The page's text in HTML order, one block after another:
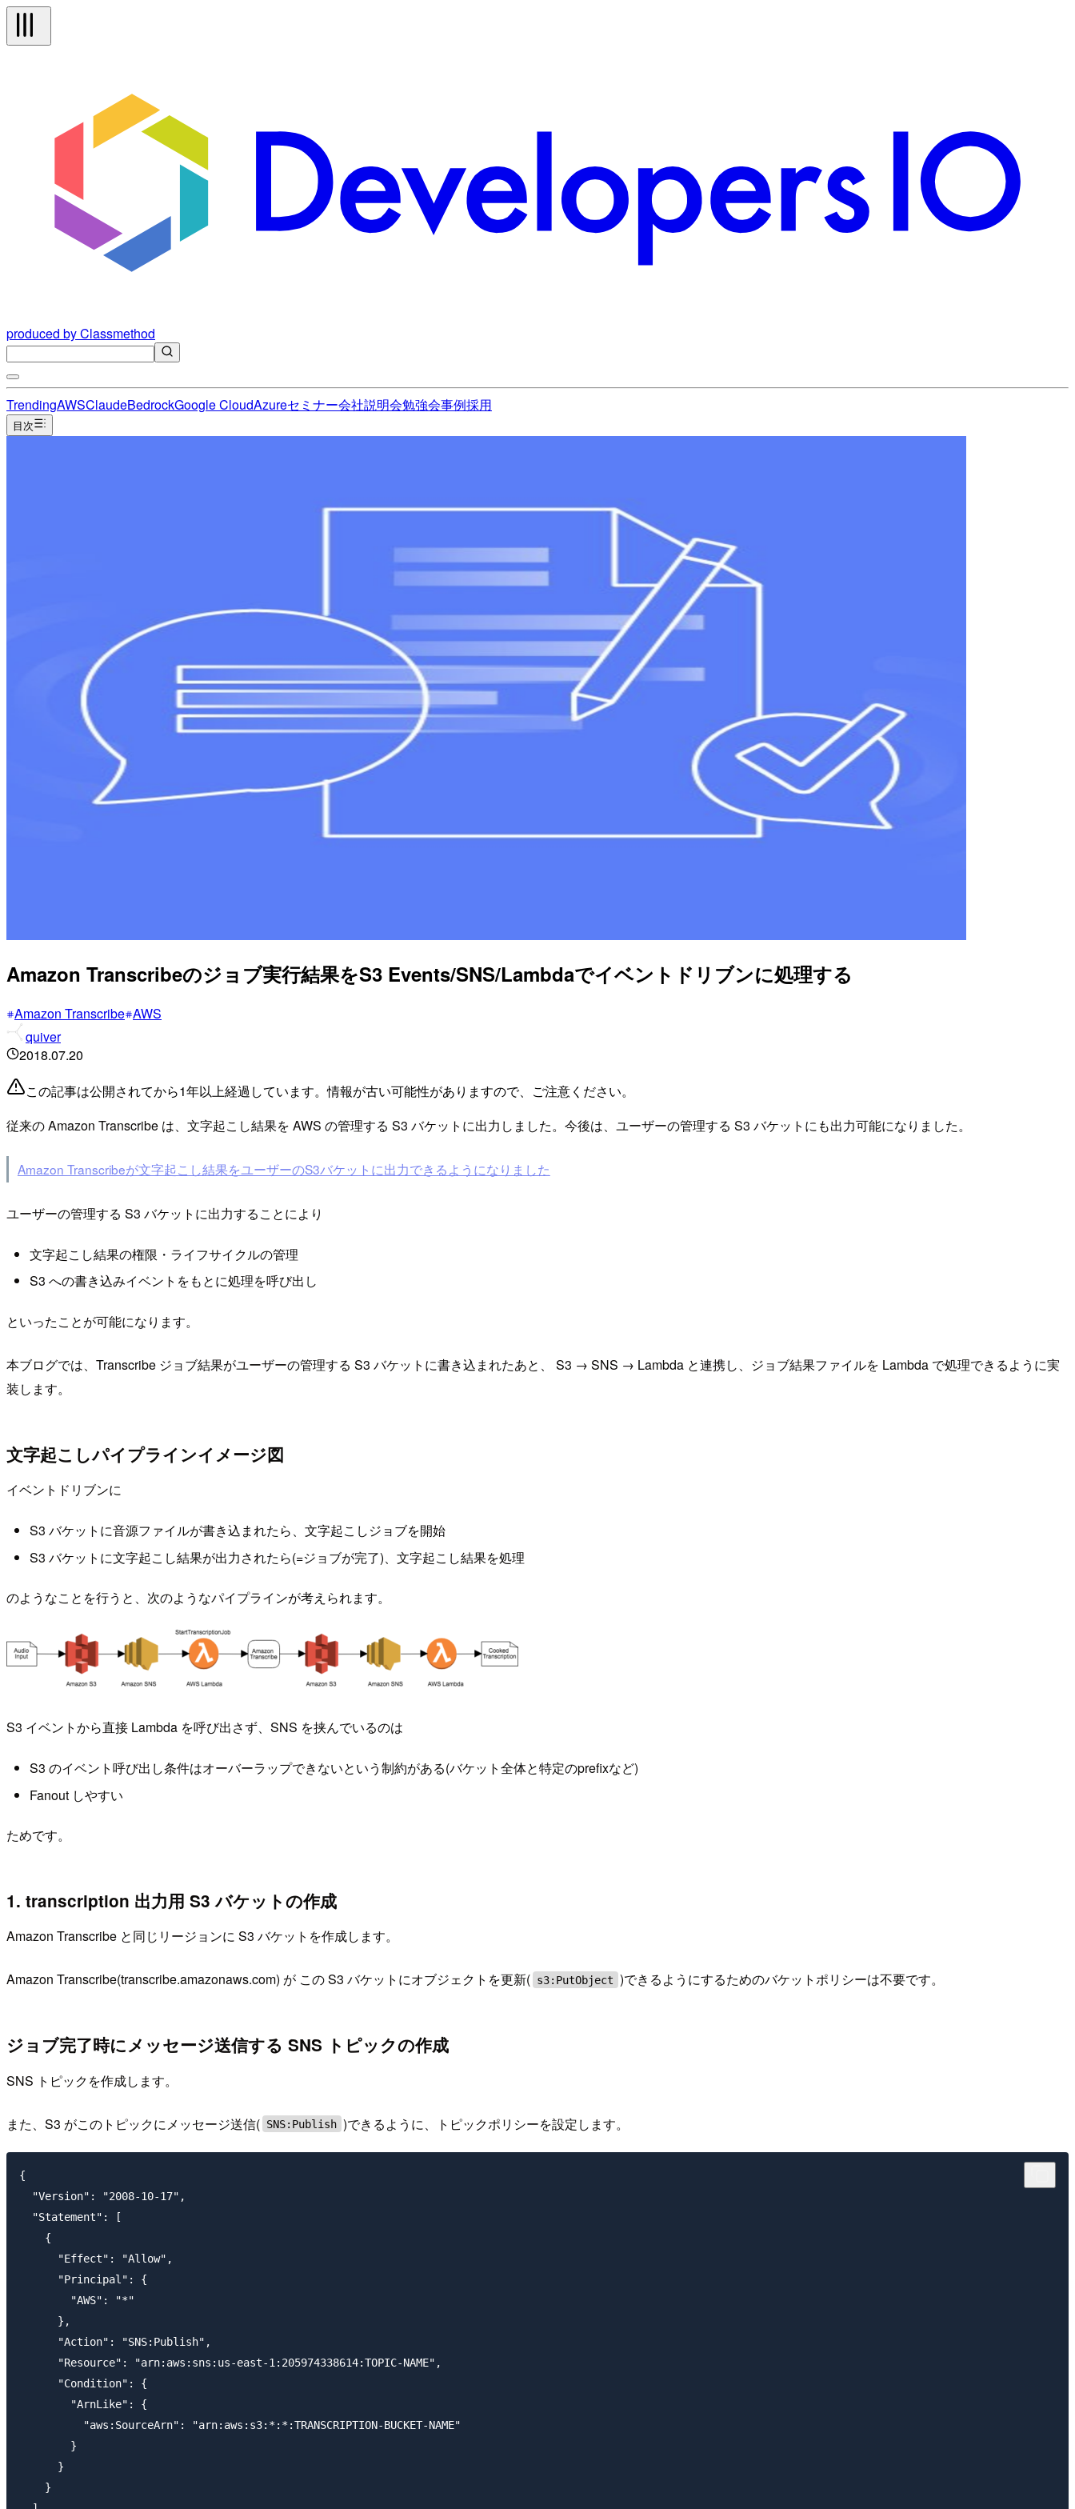
produced by Classmethod
TrendingAWSClaudeBedrockGoogle CloudAzureセミナー会社説明会勉強会事例採用
目次
Amazon Transcribeのジョブ実行結果をS3 Events/SNS/Lambdaでイベントドリブンに処理する
Amazon Transcribe AWS
quiver
2018.07.20
この記事は公開されてから1年以上経過しています。情報が古い可能性がありますので、ご注意ください。
従来の Amazon Transcribe は、文字起こし結果を AWS の管理する S3 バケットに出力しました。今後は、ユーザーの管理する S3 バケットにも出力可能になりました。
Amazon Transcribeが文字起こし結果をユーザーのS3バケットに出力できるようになりました
ユーザーの管理する S3 バケットに出力することにより
文字起こし結果の権限・ライフサイクルの管理
S3 への書き込みイベントをもとに処理を呼び出し
といったことが可能になります。
本ブログでは、Transcribe ジョブ結果がユーザーの管理する S3 バケットに書き込まれたあと、 S3 → SNS → Lambda と連携し、ジョブ結果ファイルを Lambda で処理できるように実
装します。
文字起こしパイプラインイメージ図
イベントドリブンに
S3 バケットに音源ファイルが書き込まれたら、文字起こしジョブを開始
S3 バケットに文字起こし結果が出力されたら(=ジョブが完了)、文字起こし結果を処理
のようなことを行うと、次のようなパイプラインが考えられます。
S3 イベントから直接 Lambda を呼び出さず、SNS を挟んでいるのは
S3 のイベント呼び出し条件はオーバーラップできないという制約がある(バケット全体と特定のprefixなど)
Fanout しやすい
ためです。
1. transcription 出力用 S3 バケットの作成
Amazon Transcribe と同じリージョンに S3 バケットを作成します。
Amazon Transcribe(transcribe.amazonaws.com) が この S3 バケットにオブジェクトを更新( s3:PutObject )できるようにするためのバケットポリシーは不要です。
ジョブ完了時にメッセージ送信する SNS トピックの作成
SNS トピックを作成します。
また、S3 がこのトピックにメッセージ送信( SNS:Publish )できるように、トピックポリシーを設定します。
{
  "Version": "2008-10-17",
  "Statement": [
    {
      "Effect": "Allow",
      "Principal": {
        "AWS": "*"
      },
      "Action": "SNS:Publish",
      "Resource": "arn:aws:sns:us-east-1:205974338614:TOPIC-NAME",
      "Condition": {
        "ArnLike": {
          "aws:SourceArn": "arn:aws:s3:*:*:TRANSCRIPTION-BUCKET-NAME"
        }
      }
    }